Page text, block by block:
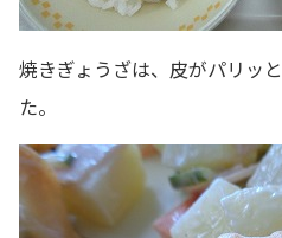
焼きぎょうざは、皮がパリッ
た。